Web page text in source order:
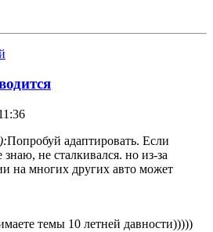
Попробуй адаптировать. Если
знаю, не сталкивался. но из-за
на многих других авто может
темы 10 летней давности)))))